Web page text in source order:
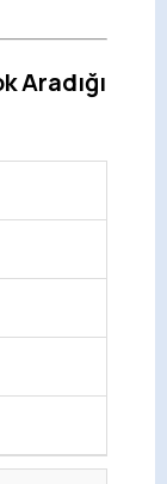
Aradığı